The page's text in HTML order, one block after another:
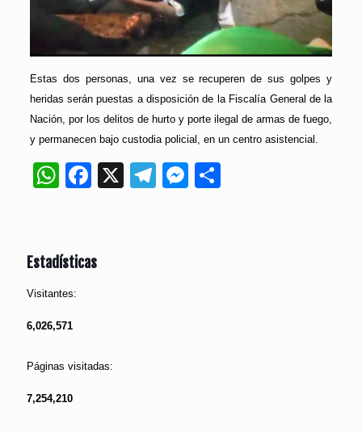
Estas dos personas, una vez se recuperen de sus golpes y
heridas serán puestas a disposición de la Fiscalía General de la
Nación, por los delitos de hurto y porte ilegal de armas de fuego,
y permanecen bajo custodia policial, en un centro asistencial.
WhatsApp
Facebook
X Telegram
Messenger
Estadísticas
Visitantes:
6,026,571
Páginas visitadas:
7,254,210